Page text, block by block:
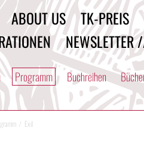
ABOUT US TK-PREIS
Programm Buchreihen
Exil